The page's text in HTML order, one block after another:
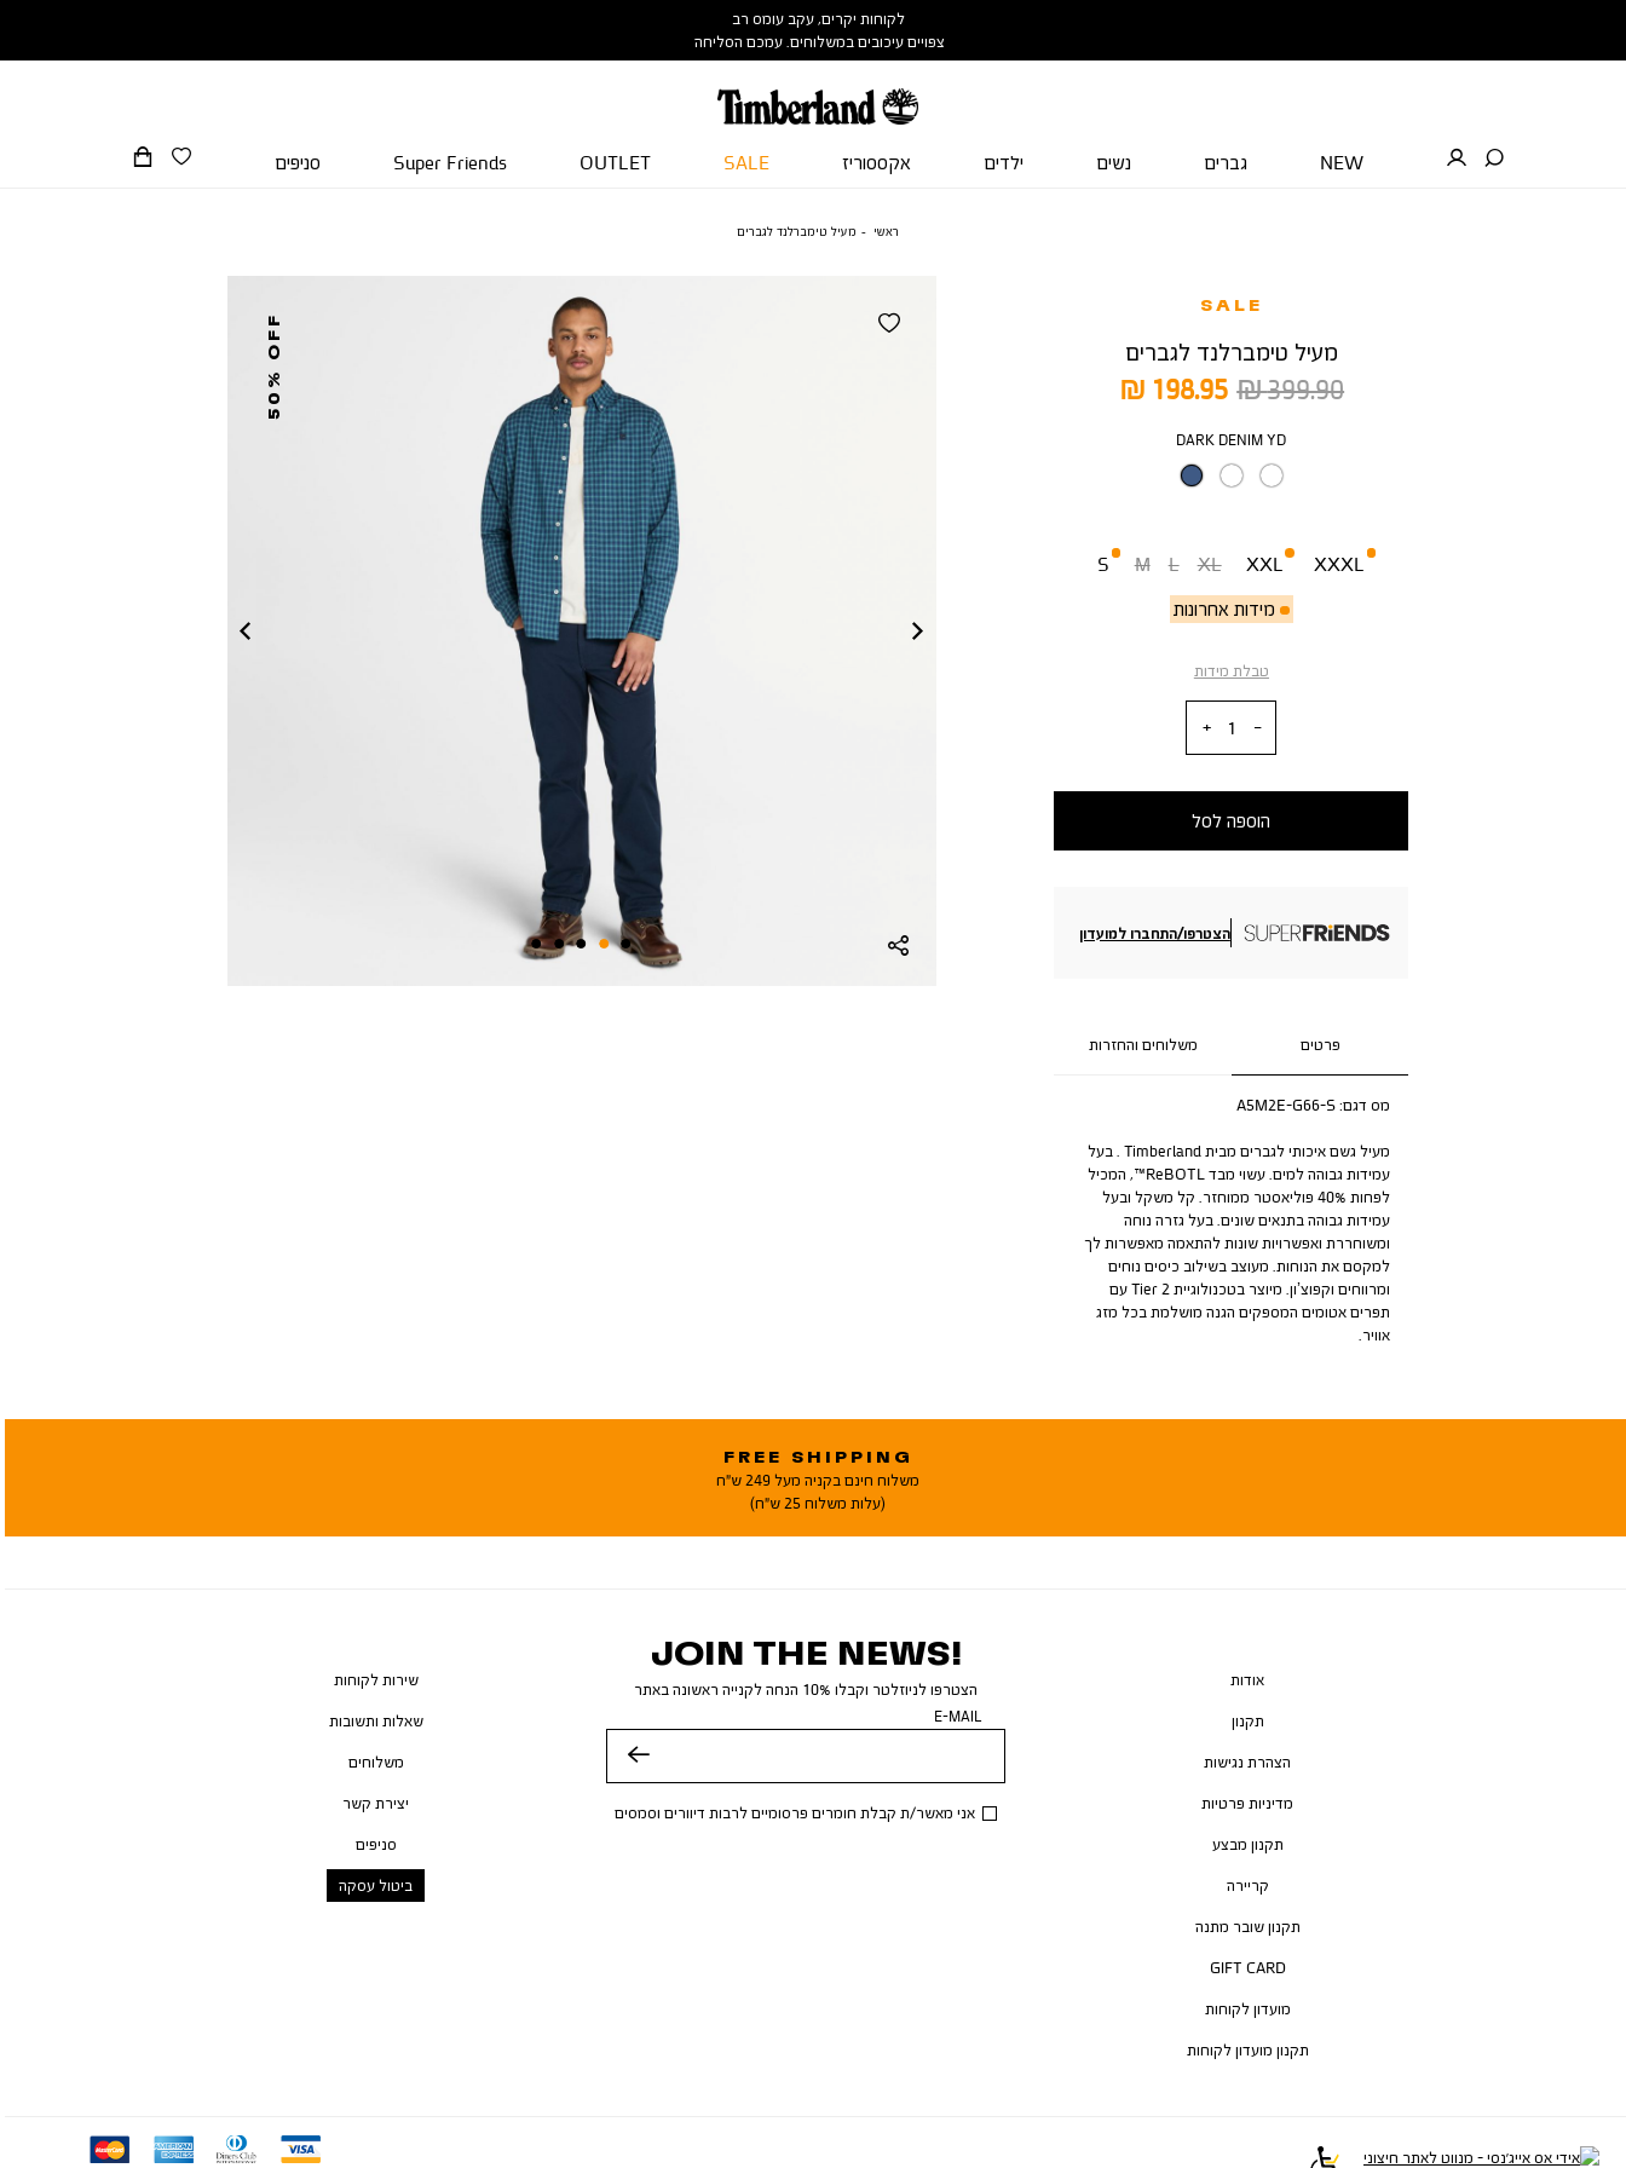
לקוחות יקרים, עקב עומס רב
צפויים עיכובים במשלוחים. עמכם הסליחה
NEW גברים נשים ילדים אקססוריז SALE
OUTLET
Super Friends סניפים
ראשי מעיל טימברלנד לגברים
50% OFF
SALE
מעיל טימברלנד לגברים
מחיר
מוצר
198.95 ₪
מחיר
399.90 ₪
צבע
DARK DENIM YD
S
מידות אחרונות
M L XL XXL XXXL
טבלת מידות
הוספה לסל
הצטרפו/התחברו למועדון
פרטים משלוחים והחזרות
מס דגם:A5M2E-G66-S
מעיל גשם איכותי לגברים מבית Timberland . בעל
עמידות גבוהה למים. עשוי מבד ReBOTL™, המכיל
לפחות 40% פוליאסטר ממוחזר. קל משקל ובעל
עמידות גבוהה בתנאים שונים. בעל גזרה נוחה
ומשוחררת ואפשרויות שונות להתאמה מאפשרות לך
למקסם את הנוחות. מעוצב בשילוב כיסים נוחים
ומרווחים וקפוצ’ון. מיוצר בטכנולוגיית Tier 2 עם
תפרים אטומים המספקים הגנה מושלמת בכל מזג
אוויר.
FREE SHIPPING
משלוח חינם בקניה מעל 249 ש"ח
(עלות משלוח 25 ש"ח)
JOIN THE NEWS!
הצטרפו לניוזלטר וקבלו 10% הנחה לקנייה ראשונה באתר
E-MAIL
אני מאשר/ת קבלת חומרים פרסומיים לרבות דיוורים וסמסים
אודות
תקנון
הצהרת נגישות
מדיניות פרטיות
תקנון מבצע
קריירה
תקנון שובר מתנה
GIFT CARD
מועדון לקוחות
תקנון מועדון לקוחות
שירות לקוחות
שאלות ותשובות
משלוחים
יצירת קשר
סניפים
ביטול עסקה
visa
diners
ae
mc